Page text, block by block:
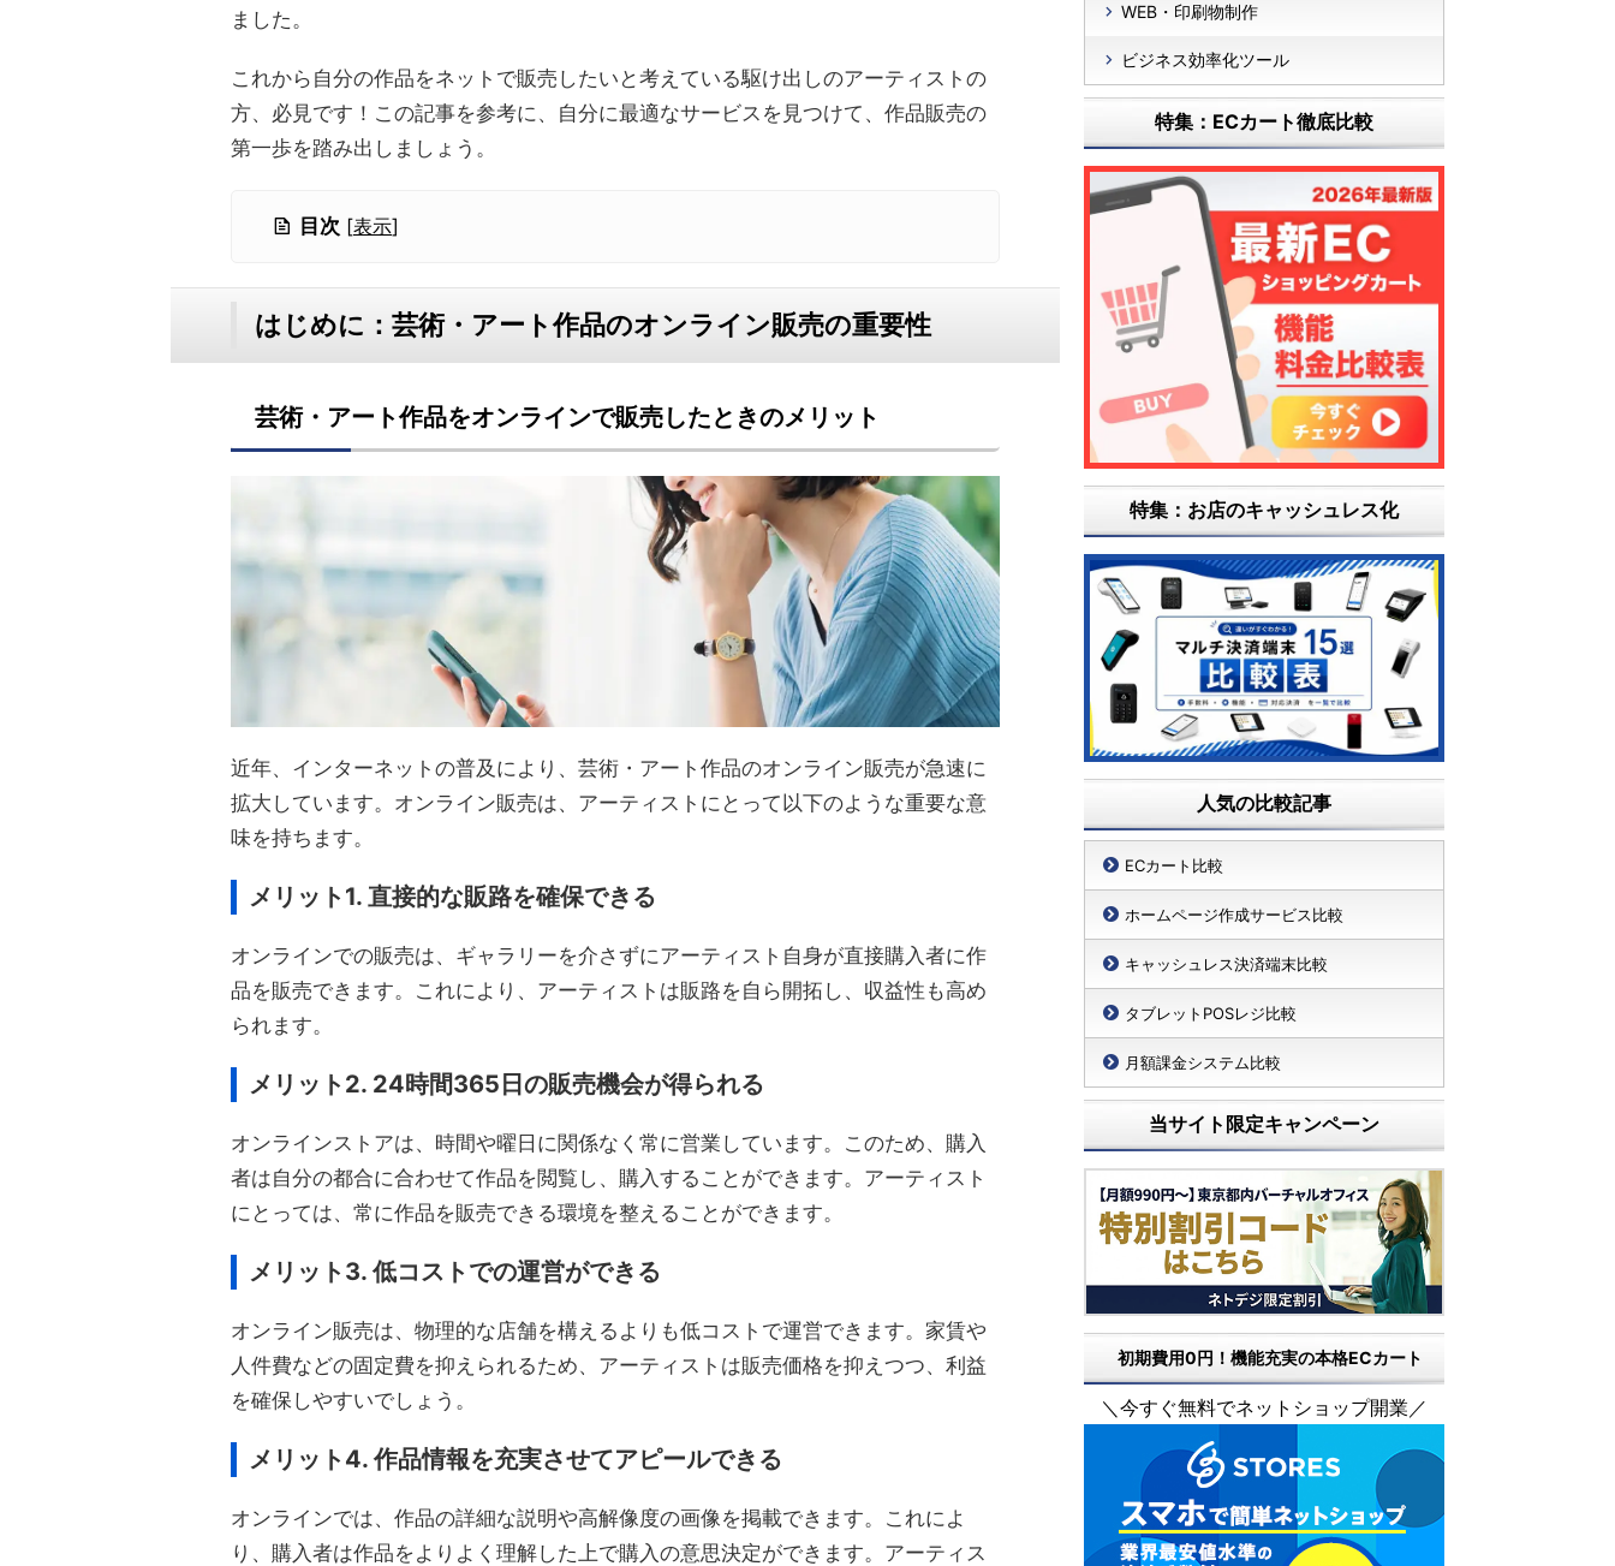
ました。
これから自分の作品をネットで販売したいと考えている駆け出しのアーティストの
方、必見です！この記事を参考に、自分に最適なサービスを見つけて、作品販売の
第一歩を踏み出しましょう。
目次 [表示]
はじめに：芸術・アート作品のオンライン販売の重要性
芸術・アート作品をオンラインで販売したときのメリット
近年、インターネットの普及により、芸術・アート作品のオンライン販売が急速に
拡大しています。オンライン販売は、アーティストにとって以下のような重要な意
味を持ちます。
メリット1. 直接的な販路を確保できる
オンラインでの販売は、ギャラリーを介さずにアーティスト自身が直接購入者に作
品を販売できます。これにより、アーティストは販路を自ら開拓し、収益性も高め
られます。
メリット2. 24時間365日の販売機会が得られる
オンラインストアは、時間や曜日に関係なく常に営業しています。このため、購入
者は自分の都合に合わせて作品を閲覧し、購入することができます。アーティスト
にとっては、常に作品を販売できる環境を整えることができます。
メリット3. 低コストでの運営ができる
オンライン販売は、物理的な店舗を構えるよりも低コストで運営できます。家賃や
人件費などの固定費を抑えられるため、アーティストは販売価格を抑えつつ、利益
を確保しやすいでしょう。
メリット4. 作品情報を充実させてアピールできる
オンラインでは、作品の詳細な説明や高解像度の画像を掲載できます。これによ
り、購入者は作品をよりよく理解した上で購入の意思決定ができます。アーティス
WEB・印刷物制作
ビジネス効率化ツール
特集：ECカート徹底比較
特集：お店のキャッシュレス化
人気の比較記事
ECカート比較
ホームページ作成サービス比較
キャッシュレス決済端末比較
タブレットPOSレジ比較
月額課金システム比較
当サイト限定キャンペーン
初期費用0円！機能充実の本格ECカート
＼今すぐ無料でネットショップ開業／